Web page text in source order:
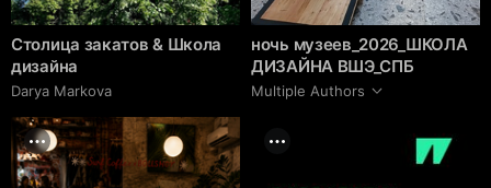
Столица закатов & Школа
дизайна
Darya Markova
ночь музеев_2026_ШКОЛА
ДИЗАЙНА ВШЭ_СПБ
Multiple Authors